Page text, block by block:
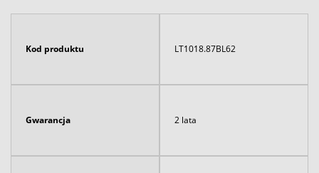
Kod produktu LT1018.87BL62
Gwarancja 2 lata